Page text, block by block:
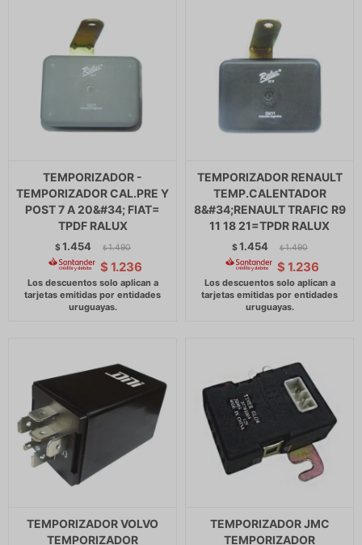
TEMPORIZADOR -
TEMPORIZADOR CAL.PRE Y
POST 7 A 20&#34; FIAT=
TPDF RALUX
$1.454 $ 1.490
$ 1.236
TEMPORIZADOR RENAULT
TEMP.CALENTADOR
8&#34;RENAULT TRAFIC R9
11 18 21=TPDR RALUX
$1.454 $ 1.490
$ 1.236
TEMPORIZADOR VOLVO
TEMPORIZADOR
TEMPORIZADOR JMC
TEMPORIZADOR